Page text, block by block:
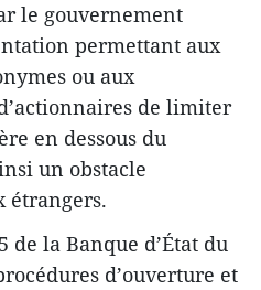
le gouvernement
permettant aux
ou aux
de limiter
en dessous du
un obstacle
étrangers.
la Banque d’État du
d’ouverture et